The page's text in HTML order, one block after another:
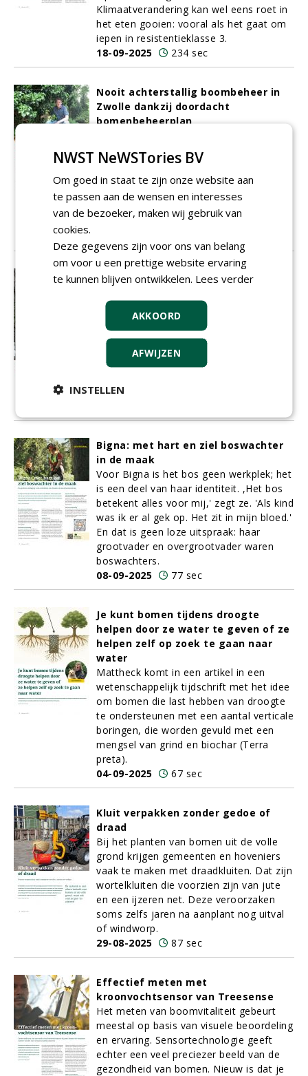
Klimaatverandering kan wel eens roet in
het eten gooien: vooral als het gaat om
iepen in resistentieklasse 3.
18-09-2025
234 sec
Nooit achterstallig boombeheer in
Zwolle dankzij doordacht
bomenbeheerplan
Noordman voor de gemeente Zwolle als
operationeel beheerder bomen. Samen
met de publieke dienstverlener Rova
zette hij een doordacht systeem op voor
het onderhoud van alle bomen in de
gemeente.
Gemeente niet aansprakelijk voor
schade aan voorbijganger als gevolg
van plakoksel
Tijdens een storm viel er in Alkmaar een
tak op een fietser. De fietser liep hierbij
ernstig letsel op. Is de gemeente en/of
het bedrijf dat de bomen namens de
voor de letselschade?
Bigna: met hart en ziel boswachter
in de maak
Voor Bigna is het bos geen werkplek; het
is een deel van haar identiteit. ,Het bos
betekent alles voor mij,' zegt ze. 'Als kind
was ik er al gek op. Het zit in mijn bloed.'
En dat is geen loze uitspraak: haar
grootvader en overgrootvader waren
boswachters.
08-09-2025
77 sec
Je kunt bomen tijdens droogte
helpen door ze water te geven of ze
helpen zelf op zoek te gaan naar
water
Mattheck komt in een artikel in een
wetenschappelijk tijdschrift met het idee
om bomen die last hebben van droogte
te ondersteunen met een aantal verticale
boringen, die worden gevuld met een
mengsel van grind en biochar (Terra
preta).
04-09-2025
67 sec
Kluit verpakken zonder gedoe of
draad
Bij het planten van bomen uit de volle
grond krijgen gemeenten en hoveniers
vaak te maken met draadkluiten. Dat zijn
wortelkluiten die voorzien zijn van jute
en een ijzeren net. Deze veroorzaken
soms zelfs jaren na aanplant nog uitval
of windworp.
29-08-2025
87 sec
Effectief meten met
kroonvochtsensor van Treesense
Het meten van boomvitaliteit gebeurt
meestal op basis van visuele beoordeling
en ervaring. Sensortechnologie geeft
echter een veel preciezer beeld van de
gezondheid van bomen. Nieuw is dat je
NWST NeWSTories BV
Om goed in staat te zijn onze website aan
te passen aan de wensen en interesses
van de bezoeker, maken wij gebruik van
cookies.
Deze gegevens zijn voor ons van belang
om voor u een prettige website ervaring
te kunnen blijven ontwikkelen. Lees verder
AKKOORD
AFWIJZEN
INSTELLEN